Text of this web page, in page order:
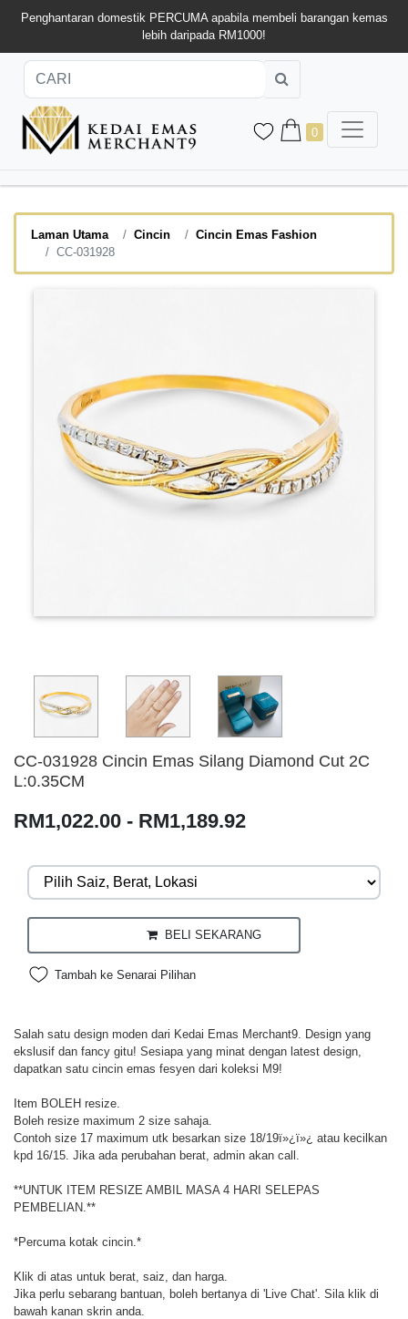
Penghantaran domestik PERCUMA apabila membeli barangan kemas
lebih daripada RM1000!
0
Laman Utama Cincin
Cincin Emas Fashion
CC-031928
CC-031928 Cincin Emas Silang Diamond Cut 2C
L:0.35CM
RM1,022.00 - RM1,189.92
BELI SEKARANG
Tambah ke Senarai Pilihan
Salah satu design moden dari Kedai Emas Merchant9. Design yang
ekslusif dan fancy gitu! Sesiapa yang minat dengan latest design,
dapatkan satu cincin emas fesyen dari koleksi M9!
Item BOLEH resize.
Boleh resize maximum 2 size sahaja.
Contoh size 17 maximum utk besarkan size 18/19ï»¿ï»¿ atau kecilkan
kpd 16/15. Jika ada perubahan berat, admin akan call.
**UNTUK ITEM RESIZE AMBIL MASA 4 HARI SELEPAS
PEMBELIAN.**
*Percuma kotak cincin.*
Klik di atas untuk berat, saiz, dan harga.
Jika perlu sebarang bantuan, boleh bertanya di 'Live Chat'. Sila klik di
bawah kanan skrin anda.